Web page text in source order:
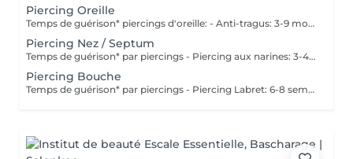
Piercing Oreille
Temps de guérison* piercings d'oreille: - Anti-tragus: 3-9 mois - Piercing de conque: 3-9 mois - Daithpiercing: 3-9 mois - Piercing helix: 3-9 mois - Perçage de fumée: 3-9 mois - Piercing douillet: 3-9 mois - Piercing Tragus: 3-9 mois - Piercing du lobe de l'oreille: 4-8 semaines *Notez également qu'il est indispensable de réaliser les soins quotidiennement pour que la cicatrisation se fasse dans les meilleures conditions. *La guérison est différente d'une personne à l'autre **Si vous êtes mineur, l'autorisation parentale est obligatoire. Industriel Piercing - Sous réserve d'évaluation
Piercing Nez / Septum
Temps de guérison* par piercings - Piercing aux narines: 3-4 semaines - Piercing septum: 4-8 semaines *Notez également qu'il est indispensable de réaliser les soins quotidiennement pour que la cicatrisation se fasse dans les meilleures conditions. *La guérison est différente d'une personne à l'autre **Si vous êtes mineur, l'autorisation parentale est obligatoire.
Piercing Bouche
Temps de guérison* par piercings - Piercing Labret: 6-8 semaines - Piercing des lèvres / côté: 6-8 semaines - Piercing de la lèvre supérieure: 2-3 mois - Piercing de la langue: 4-8 semaines *Notez également qu'il est indispensable de réaliser les soins quotidiennement pour que la cicatrisation se fasse dans les meilleures conditions. *La guérison est différente d'une personne à l'autre **Si vous êtes mineur, l'autorisation parentale est obligatoire.